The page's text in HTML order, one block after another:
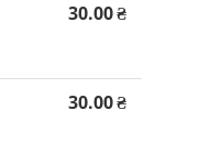
30.00₴
30.00₴